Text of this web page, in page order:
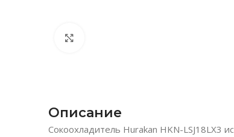
Описание
Сокоохладитель Hurakan HKN-LSJ18LX3